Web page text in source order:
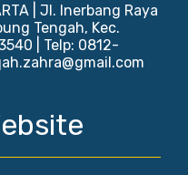
| Jl. Inerbang Raya
Tengah, Kec.
| Telp: 0812-